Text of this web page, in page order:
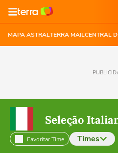
MAPA ASTRALTERRA MAILCENTRAL
Seleção
Favoritar Time Times